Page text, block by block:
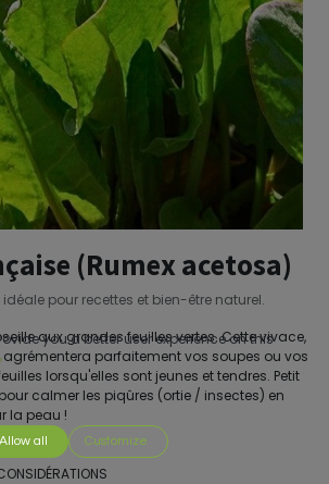
(Rumex acetosa)
idéale pour recettes et bien-être naturel.
aux grandes feuilles vertes. Cette vivace,
agrémentera parfaitement vos soupes ou vos
lorsqu'elles sont jeunes et tendres. Petit
calmer les piqûres (ortie / insectes) en
la peau !
you a better user experience on this
Allow all Customize